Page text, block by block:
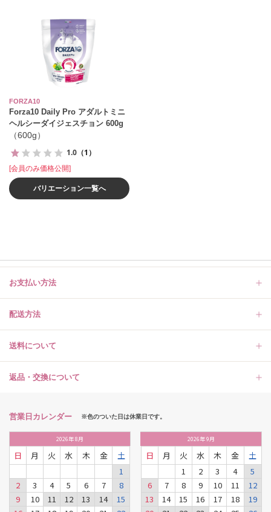
FORZA10
Forza10 Daily Pro アダルトミニ
ヘルシーダイジェスチョン 600g
（600g）
1.0 （1）
[会員のみ価格公開]
バリエーション一覧へ
お支払い方法
配送方法
送料について
返品・交換について
営業日カレンダー ※色のついた日は休業日です。
2026年8月
日 月 火 水 木 金
土
1
2
3 4 5 6 7
8
9
10 11 12 13 14
15
2026年9月
日 月 火 水 木 金
土
1
2 3 4
5
6
7 8 9 10 11
12
13
14 15 16 17 18
19